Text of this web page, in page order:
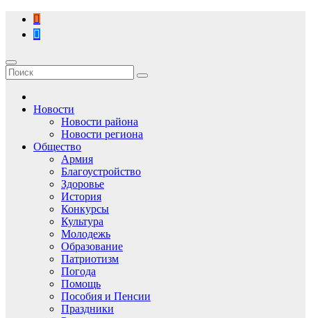
Перейти
содержимому
Новости
Новости района
Новости региона
Общество
Армия
Благоустройство
Здоровье
История
Конкурсы
Культура
Молодежь
Образование
Патриотизм
Погода
Помощь
Пособия и Пенсии
Праздники